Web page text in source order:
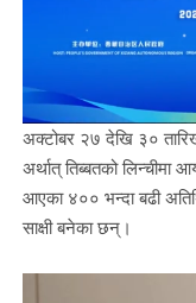
अक्टोबर २७ देखि ३०
अर्थात् तिब्बतको लिन्चीमा
आएका ४०० भन्दा बढी
साक्षी बनेका छन्।